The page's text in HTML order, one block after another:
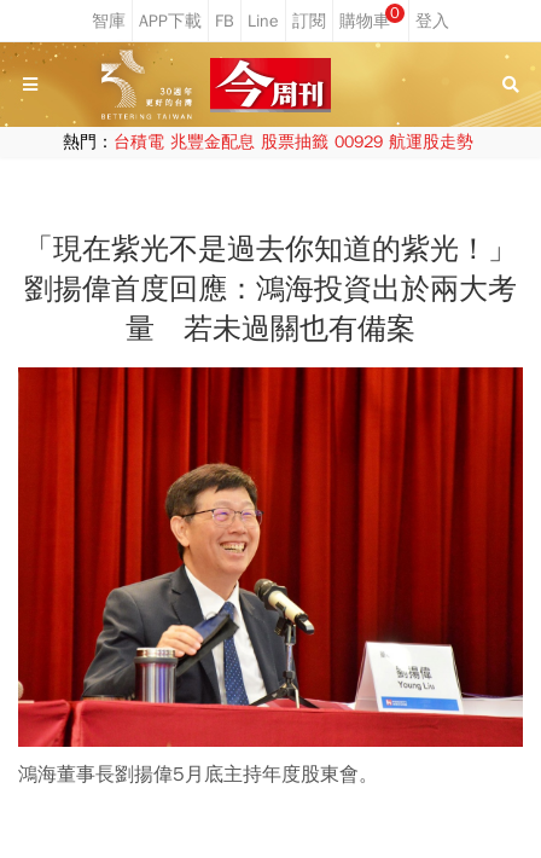
0
熱門： 台積電 兆豐金配息 股票抽籤 00929 航運股走勢
「現在紫光不是過去你知道的紫光！」
劉揚偉首度回應：鴻海投資出於兩大考
量 若未過關也有備案
鴻海董事長劉揚偉5月底主持年度股東會。